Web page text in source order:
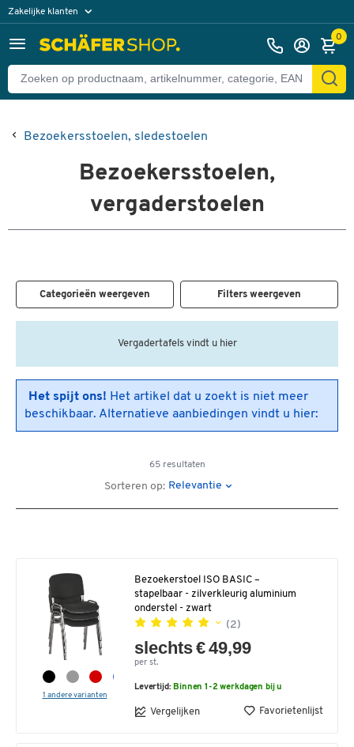
Zakelijke klanten
Particuliere klanten 0
Bezoekersstoelen, sledestoelen
Bezoekersstoelen,
vergaderstoelen
Categorieën weergeven Filters weergeven
Vergadertafels vindt u hier
Het spijt ons! Het artikel dat u zoekt is niet meer
beschikbaar. Alternatieve aanbiedingen vindt u hier:
65 resultaten
Sorteren op: Relevantie
1 andere varianten
Bezoekerstoel ISO BASIC –
stapelbaar - zilverkleurig aluminium
onderstel - zwart
(2)
slechts € 49,99
per st.
Levertijd: Binnen 1-2 werkdagen bij u
Vergelijken Favorietenlijst